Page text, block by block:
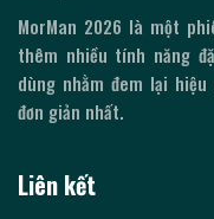
MorMan 2026 là một
thêm nhiều tính năng
dùng nhằm đem lại
đơn giản nhất.
Liên kết